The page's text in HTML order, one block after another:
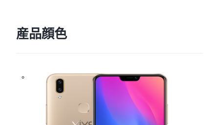
産品顔色